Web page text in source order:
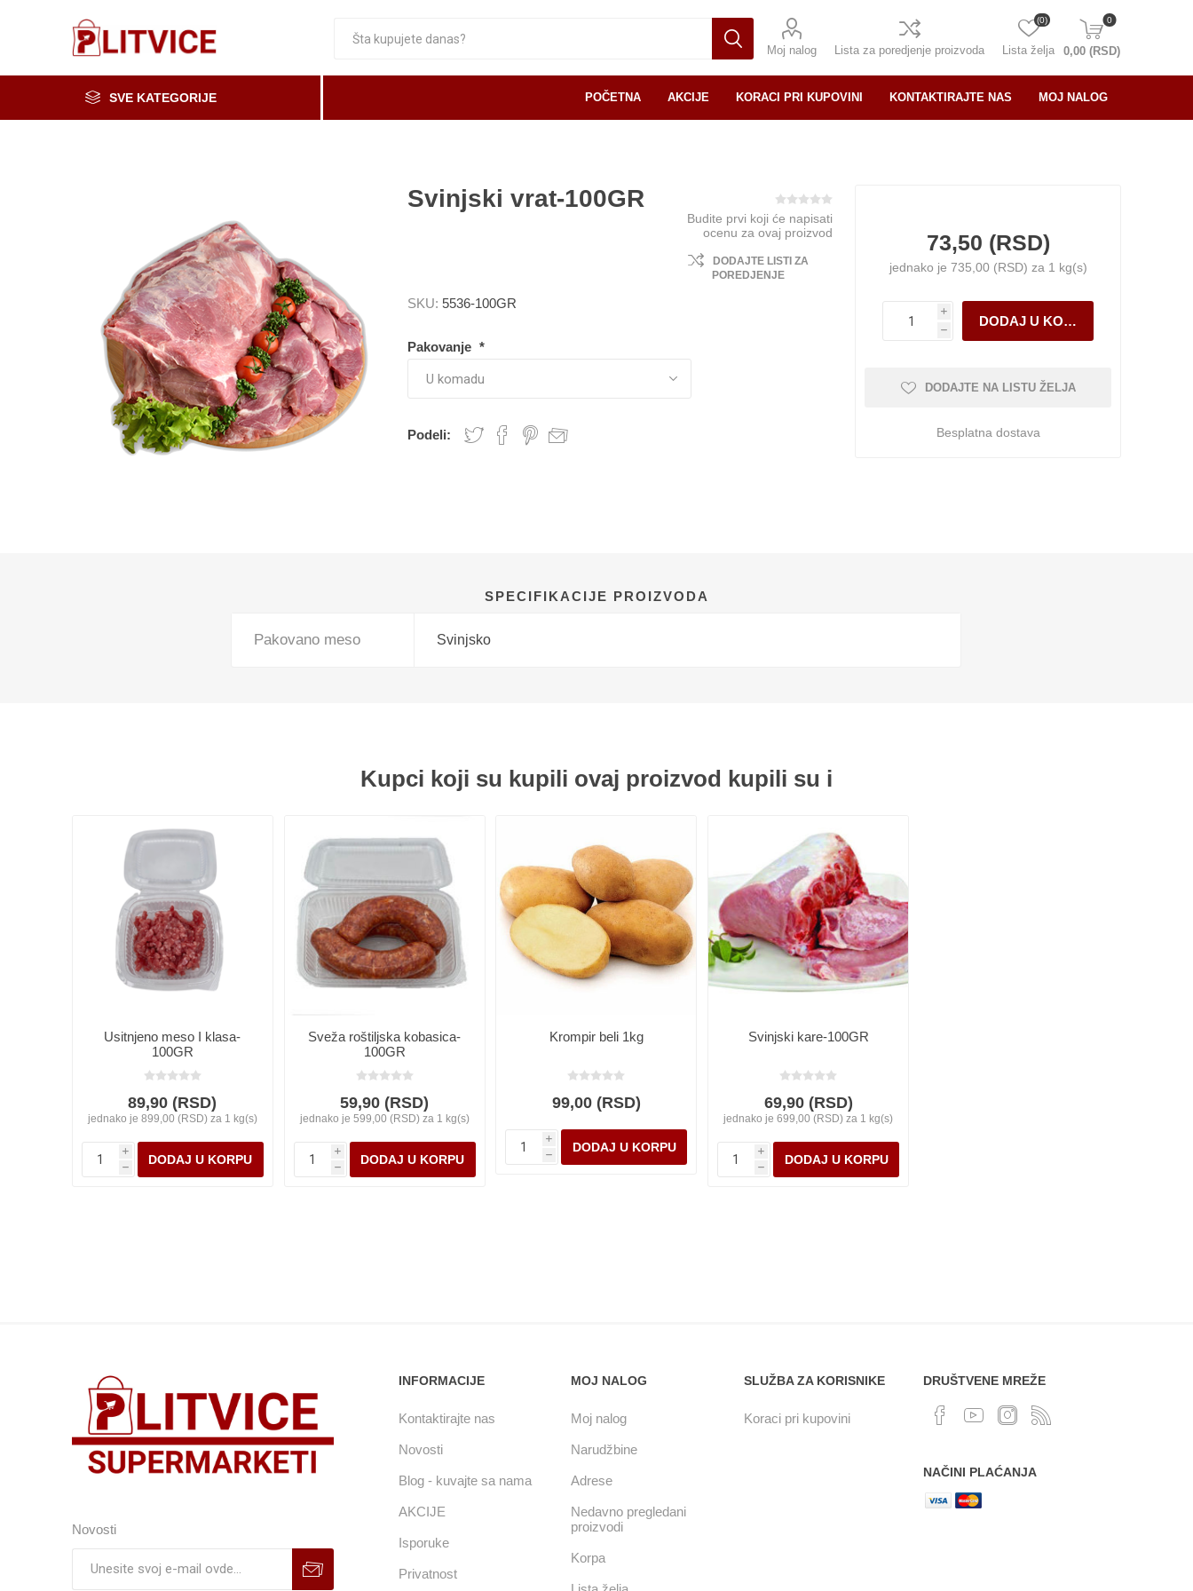
Moj nalog Lista za poredjenje proizvoda Lista želja
(0) 0
0,00 (RSD)
SVE KATEGORIJE
Mleko, mlečni proizvodi i jaja
Prerada od voća i povrća i med
Osnovne namirnice
Organska i zdrava hrana
Pekara, torte i gotova jela
Smrznuti proizvodi
POČETNA AKCIJE KORACI PRI KUPOVINI KONTAKTIRAJTE NAS MOJ NALOG
Svinjski vrat-100GR
Budite prvi koji će napisati
ocenu za ovaj proizvod
DODAJTE LISTI ZA
POREDJENJE
SKU: 5536-100GR
Pakovanje *
Podeli:
73,50 (RSD)
jednako je 735,00 (RSD) za 1 kg(s)
i
h
DODAJTE NA LISTU ŽELJA
Besplatna dostava
SPECIFIKACIJE PROIZVODA
Pakovano meso Svinjsko
Kupci koji su kupili ovaj proizvod kupili su i
Usitnjeno meso I klasa-
100GR
89,90 (RSD)
jednako je 899,00 (RSD) za 1 kg(s)
i
h
Sveža roštiljska kobasica-
100GR
59,90 (RSD)
jednako je 599,00 (RSD) za 1 kg(s)
i
h
Krompir beli 1kg
99,00 (RSD)
i
h
Svinjski kare-100GR
69,90 (RSD)
jednako je 699,00 (RSD) za 1 kg(s)
i
h
Novosti
INFORMACIJE
Kontaktirajte nas
Novosti
Blog - kuvajte sa nama
AKCIJE
Isporuke
Privatnost
MOJ NALOG
Moj nalog
Narudžbine
Adrese
Nedavno pregledani
proizvodi
Korpa
SLUŽBA ZA KORISNIKE
Koraci pri kupovini
DRUŠTVENE MREŽE
NAČINI PLAĆANJA